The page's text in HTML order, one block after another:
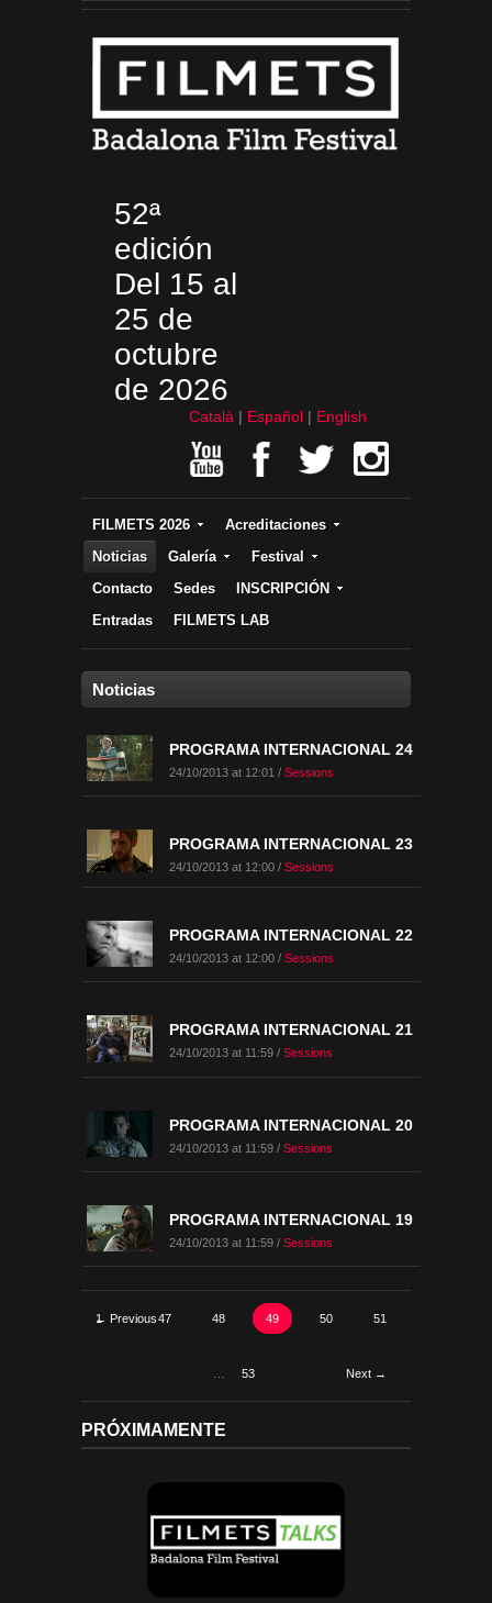
52ª
edición
Del 15 al
25 de
octubre
de 2026
Català Español English
FILMETS 2026
Acreditaciones
Noticias
Galería
Festival
Contacto
Sedes
INSCRIPCIÓN
Entradas
FILMETS LAB
Noticias
PROGRAMA INTERNACIONAL 24
24/10/2013 at 12:01 / Sessions
PROGRAMA INTERNACIONAL 23
24/10/2013 at 12:00 / Sessions
PROGRAMA INTERNACIONAL 22
24/10/2013 at 12:00 / Sessions
PROGRAMA INTERNACIONAL 21
24/10/2013 at 11:59 / Sessions
PROGRAMA INTERNACIONAL 20
24/10/2013 at 11:59 / Sessions
PROGRAMA INTERNACIONAL 19
24/10/2013 at 11:59 / Sessions
← Previous
1 … 47 48 49 50 51
53 Next →
PRÓXIMAMENTE